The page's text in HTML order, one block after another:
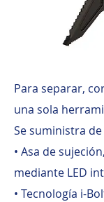
Para separar,
una sola
Se suministra
• Asa de
mediante LED
• Tecnología i-